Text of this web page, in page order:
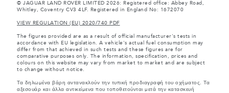
© JAGUAR LAND ROVER LIMITED 2026: Registered office: Abbey Road,
Whitley, Coventry CV3 4LF. Registered in England No: 1672070
VIEW REGULATION (EU) 2020/740 PDF
The figures provided are as a result of official manufacturer's tests in
accordance with EU legislation. A vehicle's actual fuel consumption may
differ from that achieved in such tests and these figures are for
comparative purposes only. The information, specification, prices and
colours on this website may vary from market to market and are subject
to change without notice.
Τα δηλωμένα βάρη αντανακλούν την τυπική προδιαγραφή του οχήματος. Τα
αξεσουάρ και άλλα αντικείμενα που τοποθετούνται μετά την κατασκευή